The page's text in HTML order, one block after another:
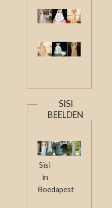
SISI
BEELDEN
Sisi
in
Boedapest